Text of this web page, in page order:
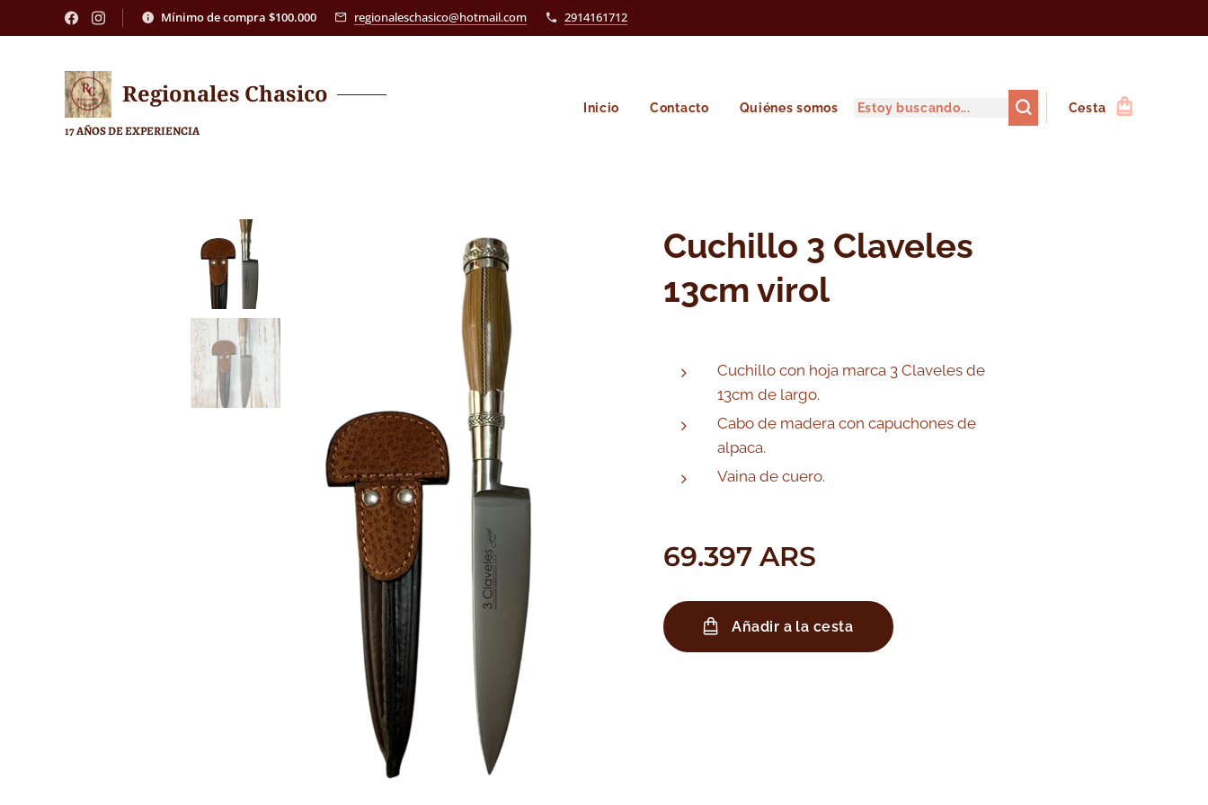
Mínimo de compra $100.000 regionaleschasico@hotmail.com 2914161712
Regionales Chasico
17 AÑOS DE EXPERIENCIA
Inicio Contacto Quiénes somos Cesta
Cuchillo 3 Claveles
13cm virol
Cuchillo con hoja marca 3 Claveles de
13cm de largo.
Cabo de madera con capuchones de
alpaca.
Vaina de cuero.
69.397 ARS
Añadir a la cesta